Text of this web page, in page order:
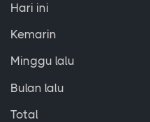
Hari ini
Kemarin
Minggu lalu
Bulan lalu
Total